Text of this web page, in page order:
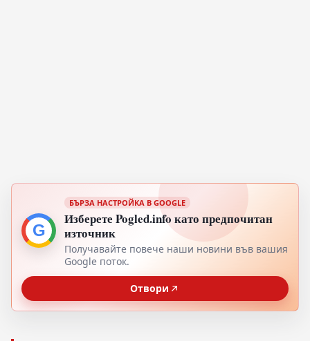
G
БЪРЗА НАСТРОЙКА В GOOGLE
Изберете Pogled.info като предпочитан
източник
Получавайте повече наши новини във вашия
Google поток.
Отвори